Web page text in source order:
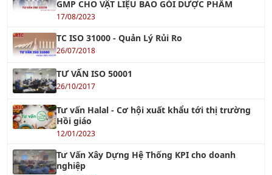
GMP CHO VẬT LIỆU BAO GÓI DƯỢC PHẨM
17/08/2023
TC ISO 31000 - Quản Lý Rủi Ro
26/07/2018
TƯ VẤN ISO 50001
26/10/2017
Tư vấn Halal - Cơ hội xuất khẩu tới thị trường
Hồi giáo
12/01/2023
Tư Vấn Xây Dựng Hệ Thống KPI cho doanh
nghiệp